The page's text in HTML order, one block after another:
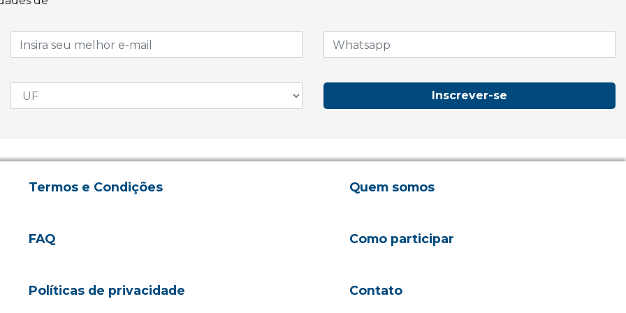
Inscrever-se
Termos e Condições
FAQ
Políticas de privacidade
Quem somos
Como participar
Contato